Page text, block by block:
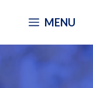
MENU